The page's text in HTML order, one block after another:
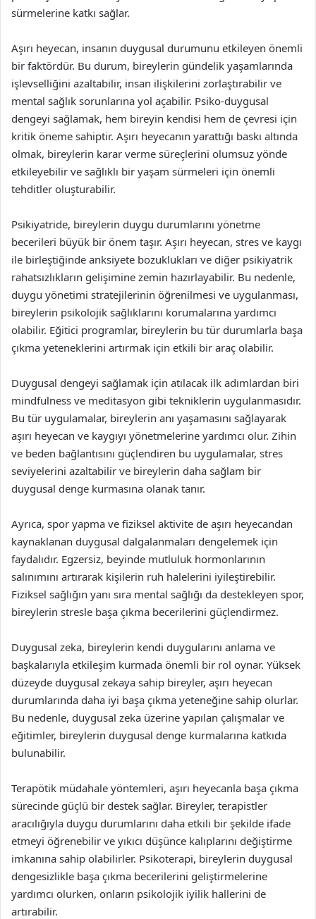
sürmelerine katkı sağlar.
Aşırı heyecan, insanın duygusal durumunu etkileyen önemli
bir faktördür. Bu durum, bireylerin gündelik yaşamlarında
işlevselliğini azaltabilir, insan ilişkilerini zorlaştırabilir ve
mental sağlık sorunlarına yol açabilir. Psiko-duygusal
dengeyi sağlamak, hem bireyin kendisi hem de çevresi için
kritik öneme sahiptir. Aşırı heyecanın yarattığı baskı altında
olmak, bireylerin karar verme süreçlerini olumsuz yönde
etkileyebilir ve sağlıklı bir yaşam sürmeleri için önemli
tehditler oluşturabilir.
Psikiyatride, bireylerin duygu durumlarını yönetme
becerileri büyük bir önem taşır. Aşırı heyecan, stres ve kaygı
ile birleştiğinde anksiyete bozuklukları ve diğer psikiyatrik
rahatsızlıkların gelişimine zemin hazırlayabilir. Bu nedenle,
duygu yönetimi stratejilerinin öğrenilmesi ve uygulanması,
bireylerin psikolojik sağlıklarını korumalarına yardımcı
olabilir. Eğitici programlar, bireylerin bu tür durumlarla başa
çıkma yeteneklerini artırmak için etkili bir araç olabilir.
Duygusal dengeyi sağlamak için atılacak ilk adımlardan biri
mindfulness ve meditasyon gibi tekniklerin uygulanmasıdır.
Bu tür uygulamalar, bireylerin anı yaşamasını sağlayarak
aşırı heyecan ve kaygıyı yönetmelerine yardımcı olur. Zihin
ve beden bağlantısını güçlendiren bu uygulamalar, stres
seviyelerini azaltabilir ve bireylerin daha sağlam bir
duygusal denge kurmasına olanak tanır.
Ayrıca, spor yapma ve fiziksel aktivite de aşırı heyecandan
kaynaklanan duygusal dalgalanmaları dengelemek için
faydalıdır. Egzersiz, beyinde mutluluk hormonlarının
salınımını artırarak kişilerin ruh halelerini iyileştirebilir.
Fiziksel sağlığın yanı sıra mental sağlığı da destekleyen spor,
bireylerin stresle başa çıkma becerilerini güçlendirmez.
Duygusal zeka, bireylerin kendi duygularını anlama ve
başkalarıyla etkileşim kurmada önemli bir rol oynar. Yüksek
düzeyde duygusal zekaya sahip bireyler, aşırı heyecan
durumlarında daha iyi başa çıkma yeteneğine sahip olurlar.
Bu nedenle, duygusal zeka üzerine yapılan çalışmalar ve
eğitimler, bireylerin duygusal denge kurmalarına katkıda
bulunabilir.
Terapötik müdahale yöntemleri, aşırı heyecanla başa çıkma
sürecinde güçlü bir destek sağlar. Bireyler, terapistler
aracılığıyla duygu durumlarını daha etkili bir şekilde ifade
etmeyi öğrenebilir ve yıkıcı düşünce kalıplarını değiştirme
imkanına sahip olabilirler. Psikoterapi, bireylerin duygusal
dengesizlikle başa çıkma becerilerini geliştirmelerine
yardımcı olurken, onların psikolojik iyilik hallerini de
artırabilir.